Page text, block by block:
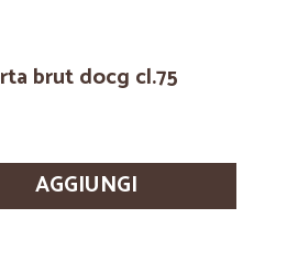
brut docg cl.75
AGGIUNGI